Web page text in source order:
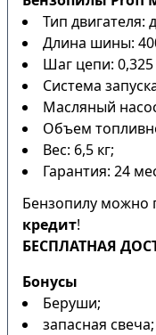
Тип двигателя:
Длина шины:
Шаг цепи:
Система
Масляный
Объем
Вес: 6,5 кг;
Гарантия: 24
Бензопилу можно
кредит!
БЕСПЛАТНАЯ
Бонусы
Беруши;
запасная свеча;